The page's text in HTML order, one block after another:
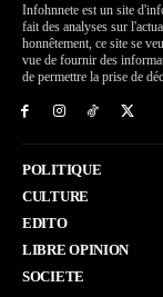
Infohnnete est un site
fait des analyses sur
honnêtement, ce site se
vue de fournir des
de permettre la prise de
POLITIQUE
CULTURE
EDITO
LIBRE OPINION
SOCIETE